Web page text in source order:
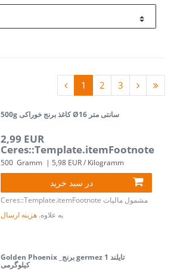
1 2 3
500g کاغذ برنج خوراکی Ø16 سانتی متر
2,99 EUR
Ceres::Template.itemFootnote
500 Gramm | 5,98 EUR / Kilogramm
در سبد خرید
Ceres::Template.itemFootnote مشمول مالیات
به علاوه. هزینه ارسال
Golden Phoenix _برنج germez تایلند 1
کیلوگرمی